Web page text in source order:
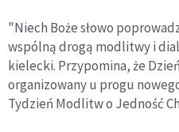
"Niech Boże słowo
wspólną drogą modlitwy i
kielecki. Przypomina, że
organizowany u progu
Tydzień Modlitw o Jedność